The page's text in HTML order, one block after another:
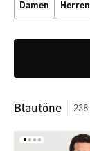
Damen Herren
Blautöne 238